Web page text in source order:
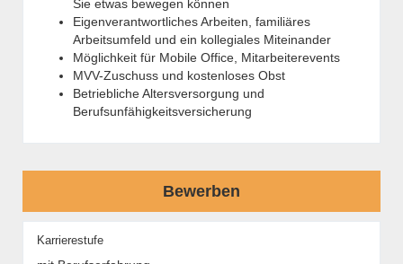
Sie etwas bewegen können
Eigenverantwortliches Arbeiten, familiäres
Arbeitsumfeld und ein kollegiales Miteinander
Möglichkeit für Mobile Office, Mitarbeiterevents
MVV-Zuschuss und kostenloses Obst
Betriebliche Altersversorgung und
Berufsunfähigkeitsversicherung
Bewerben
Karrierestufe